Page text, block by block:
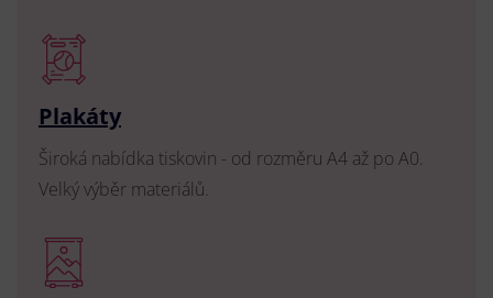
Plakáty
Široká nabídka tiskovin - od rozměru A4 až po A0.
Velký výběr materiálů.